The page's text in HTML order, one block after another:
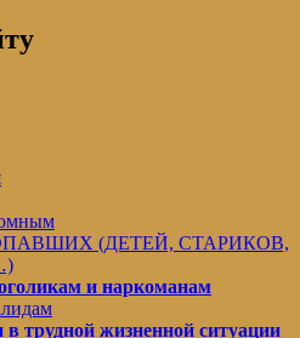
(ДЕТЕЙ, СТАРИКОВ,
и наркоманам
трудной жизненной ситуации